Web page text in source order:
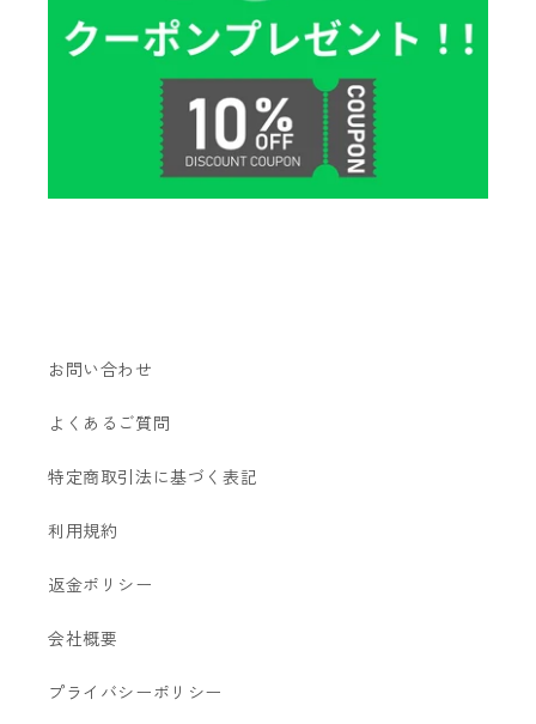
お問い合わせ
よくあるご質問
特定商取引法に基づく表記
利用規約
返金ポリシー
会社概要
プライバシーポリシー